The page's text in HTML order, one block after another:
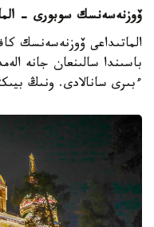
ۆوزنەسەنسك سوبورى -
باسىندا سالىنعان جانە
ءبىرى سانالادى. ونىڭ بيىكتىگى